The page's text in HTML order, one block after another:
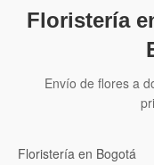
Floristería
Envío de flores a
Floristería en Bogotá